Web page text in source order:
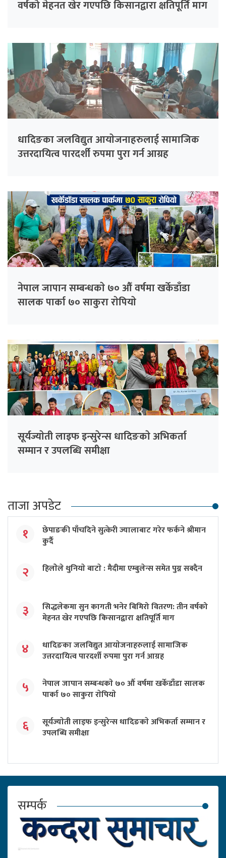
वर्षको मेहनत खेर गएपछि किसानद्वारा क्षतिपूर्ति माग
धादिङका जलविद्युत आयाेजनाहरुलाई सामाजिक
उत्तरदायित्व पारदर्शी रुपमा पुरा गर्न आग्रह
नेपाल जापान सम्बन्धकाे ७० औँ वर्षमा खर्केडाँडा
सालक पार्का ७० साकुरा राेपियाे
सूर्यज्याेती लाइफ इन्सुरेन्स धादिङकाे अभिकर्ता
सम्मान र उपलब्धि समीक्षा
ताजा अपडेट
१
छेपाङकी पाँचदिने सुत्केरी ज्यालाबाट गरेर फर्कने श्रीमान
कुर्दै
२ हिलाेेले थुनियाे बाटाे : मैदीमा एम्बुलेन्स समेत पुग्न सक्दैन
३
सिद्धलेकमा सुन कागती भनेर बिमिरो वितरण: तीन वर्षको
मेहनत खेर गएपछि किसानद्वारा क्षतिपूर्ति माग
४
धादिङका जलविद्युत आयाेजनाहरुलाई सामाजिक
उत्तरदायित्व पारदर्शी रुपमा पुरा गर्न आग्रह
५
नेपाल जापान सम्बन्धकाे ७० औँ वर्षमा खर्केडाँडा सालक
पार्का ७० साकुरा राेपियाे
६
सूर्यज्याेती लाइफ इन्सुरेन्स धादिङकाे अभिकर्ता सम्मान र
उपलब्धि समीक्षा
सम्पर्क